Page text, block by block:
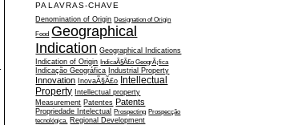
PALAVRAS-CHAVE
Denomination of Origin Designation of Origin
Food Geographical
Indication Geographical Indications
Indication of Origin IndicaÃ§Ã£o GeogrÃ¡fica
Indicação Geográfica Industrial Property
Innovation InovaÃ§Ã£o Intellectual
Property Intellectual property
Measurement Patentes Patents
Propriedade Intelectual Prospecting Prospecção
tecnológica. Regional Development